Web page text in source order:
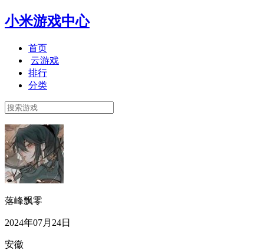
小米游戏中心
首页
云游戏
排行
分类
落峰飘零
2024年07月24日
安徽